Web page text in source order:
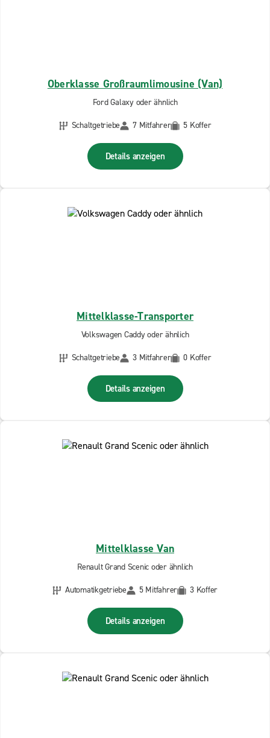
Oberklasse Großraumlimousine (Van)
Ford Galaxy oder ähnlich
Schaltgetriebe
7 Mitfahrer 5 Koffer
Details anzeigen
Mittelklasse-Transporter
Volkswagen Caddy oder ähnlich
Schaltgetriebe
3 Mitfahrer 0 Koffer
Details anzeigen
Mittelklasse Van
Renault Grand Scenic oder ähnlich
Automatikgetriebe
5 Mitfahrer 3 Koffer
Details anzeigen